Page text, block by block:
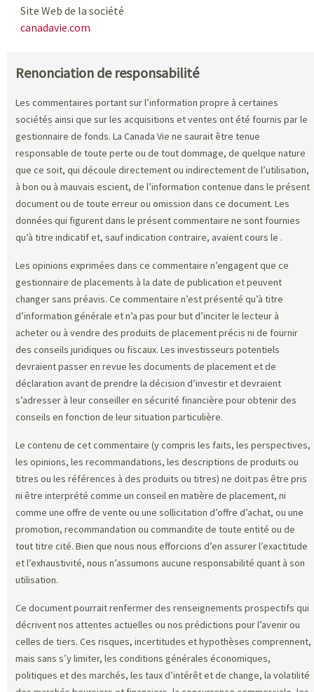
Site Web de la société
canadavie.com
Renonciation de responsabilité
Les commentaires portant sur l’information propre à certaines
sociétés ainsi que sur les acquisitions et ventes ont été fournis par le
gestionnaire de fonds. La Canada Vie ne saurait être tenue
responsable de toute perte ou de tout dommage, de quelque nature
que ce soit, qui découle directement ou indirectement de l’utilisation,
à bon ou à mauvais escient, de l’information contenue dans le présent
document ou de toute erreur ou omission dans ce document. Les
données qui figurent dans le présent commentaire ne sont fournies
qu’à titre indicatif et, sauf indication contraire, avaient cours le .
Les opinions exprimées dans ce commentaire n’engagent que ce
gestionnaire de placements à la date de publication et peuvent
changer sans préavis. Ce commentaire n’est présenté qu’à titre
d’information générale et n’a pas pour but d’inciter le lecteur à
acheter ou à vendre des produits de placement précis ni de fournir
des conseils juridiques ou fiscaux. Les investisseurs potentiels
devraient passer en revue les documents de placement et de
déclaration avant de prendre la décision d’investir et devraient
s’adresser à leur conseiller en sécurité financière pour obtenir des
conseils en fonction de leur situation particulière.
Le contenu de cet commentaire (y compris les faits, les perspectives,
les opinions, les recommandations, les descriptions de produits ou
titres ou les références à des produits ou titres) ne doit pas être pris
ni être interprété comme un conseil en matière de placement, ni
comme une offre de vente ou une sollicitation d’offre d’achat, ou une
promotion, recommandation ou commandite de toute entité ou de
tout titre cité. Bien que nous nous efforcions d’en assurer l’exactitude
et l’exhaustivité, nous n’assumons aucune responsabilité quant à son
utilisation.
Ce document pourrait renfermer des renseignements prospectifs qui
décrivent nos attentes actuelles ou nos prédictions pour l’avenir ou
celles de tiers. Ces risques, incertitudes et hypothèses comprennent,
mais sans s’y limiter, les conditions générales économiques,
politiques et des marchés, les taux d’intérêt et de change, la volatilité